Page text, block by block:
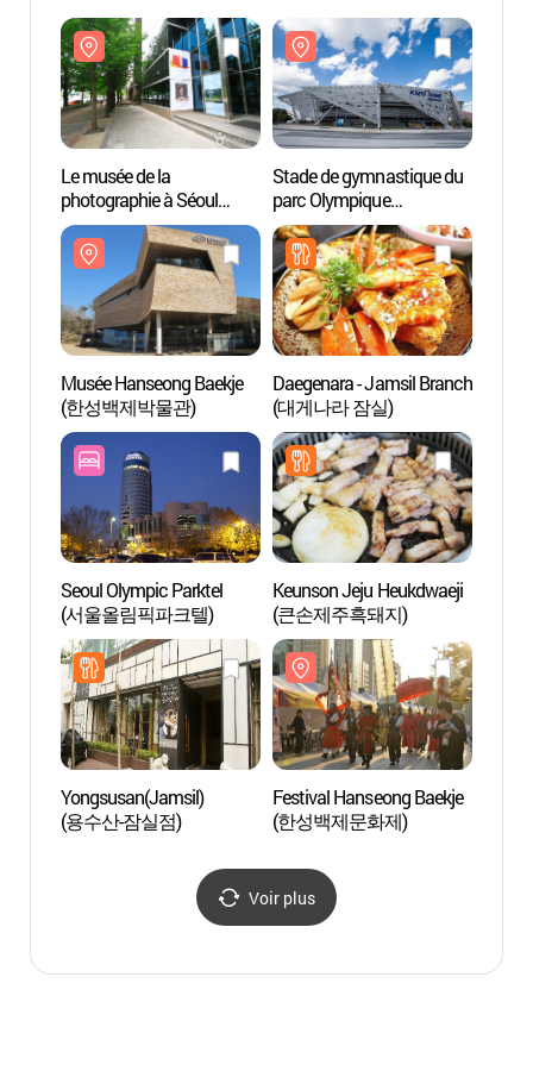
Le musée de la
photographie à Séoul
(한미사진미술관)
Stade de gymnastique du
parc Olympique
(올림픽공원체조경기장)
Musée Hanseong Baekje
(한성백제박물관)
Daegenara - Jamsil Branch
(대게나라 잠실)
Seoul Olympic Parktel
(서울올림픽파크텔)
Keunson Jeju Heukdwaeji
(큰손제주흑돼지)
Yongsusan(Jamsil)
(용수산-잠실점)
Festival Hanseong Baekje
(한성백제문화제)
Voir plus